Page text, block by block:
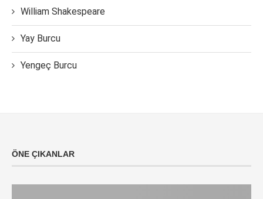
William Shakespeare
Yay Burcu
Yengeç Burcu
ÖNE ÇIKANLAR